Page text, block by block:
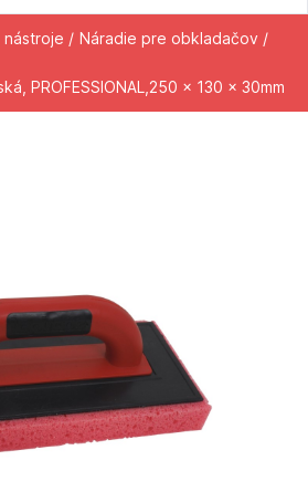
nástroje / Náradie pre obkladačov /
PROFESSIONAL,250 x 130 x 30mm